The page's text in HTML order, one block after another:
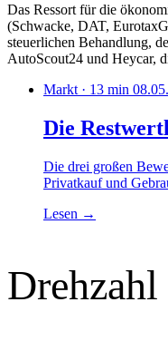
Das Ressort für die
(Schwacke, DAT,
steuerlichen Behandlung,
AutoScout24 und Heycar,
Markt · 13 min
Die
Die drei großen
Privatkauf und
Lesen →
Drehzahl